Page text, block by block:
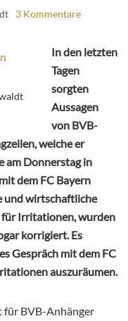
3 Kommentare
In den letzten
Tagen
sorgten
Aussagen
von BVB-
welche er
am Donnerstag in
dem FC Bayern
und wirtschaftliche
für Irritationen, wurden
korrigiert. Es
Gespräch mit dem FC
auszuräumen.
für BVB-Anhänger